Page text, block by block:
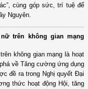
cùng góp sức, trí tuệ để
Nguyên.
trên không gian mạng
không gian mạng là hoạt
về Tăng cường ứng dụng
đề ra trong Nghị quyết Đại
thức hoạt động Hội, tăng